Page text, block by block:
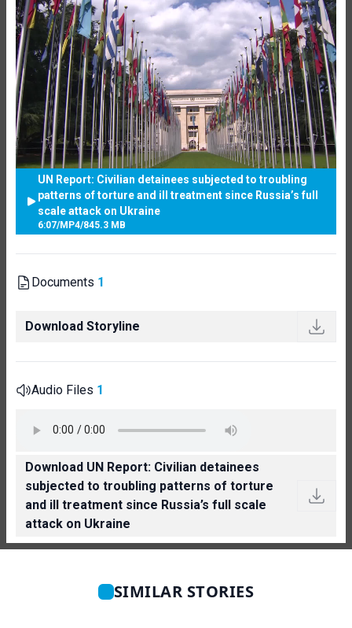
UN Report: Civilian detainees subjected to troubling
patterns of torture and ill treatment since Russia’s full
scale attack on Ukraine
6:07/MP4/845.3 MB
Documents 1
Download Storyline
Audio Files 1
Download UN Report: Civilian detainees
subjected to troubling patterns of torture
and ill treatment since Russia’s full scale
attack on Ukraine
SIMILAR STORIES